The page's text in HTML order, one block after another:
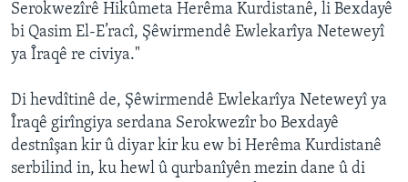
Serokwezîrê Hikûmeta Herêma Kurdistanê, li Bexdayê
bi Qasim El-E’racî, Şêwirmendê Ewlekarîya Neteweyî
ya Îraqê re civiya."
Di hevdîtinê de, Şêwirmendê Ewlekarîya Neteweyî ya
Îraqê girîngiya serdana Serokwezîr bo Bexdayê
destnîşan kir û diyar kir ku ew bi Herêma Kurdistanê
serbilind in, ku hewl û qurbanîyên mezin dane û di